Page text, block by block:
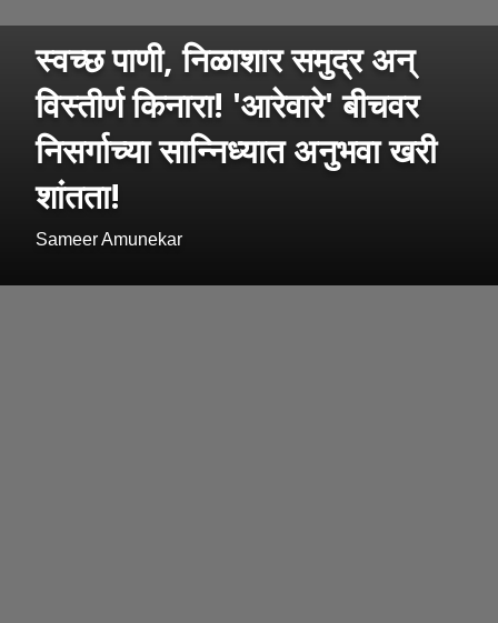
स्वच्छ पाणी, निळाशार समुद्र अन्
विस्तीर्ण किनारा! 'आरेवारे' बीचवर
निसर्गाच्या सान्निध्यात अनुभवा खरी
शांतता!
Sameer Amunekar